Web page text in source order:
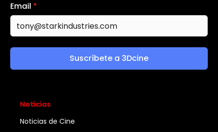
Email *
Suscríbete a 3Dcine
Noticias
Noticias de Cine